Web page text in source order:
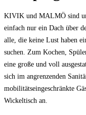
KIVIK und MALMÖ sind
einfach nur ein Dach über
alle, die keine Lust haben
suchen. Zum Kochen,
eine große und voll
sich im angrenzenden
mobilitätseingeschränkte
Wickeltisch an.